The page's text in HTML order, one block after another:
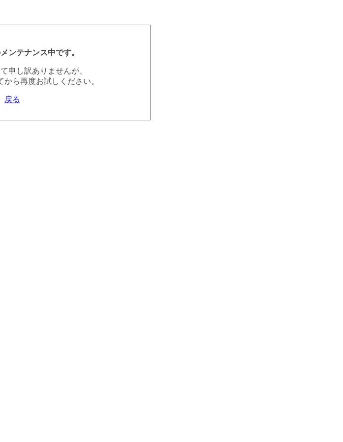
ンテナンス中です。
申し訳ありませんが、
から再度お試しください。
戻る